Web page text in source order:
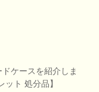
ケースを紹介しま
ト 処分品】